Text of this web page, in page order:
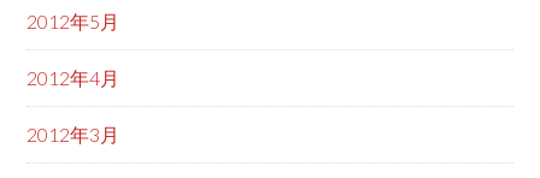
2012年5月
2012年4月
2012年3月